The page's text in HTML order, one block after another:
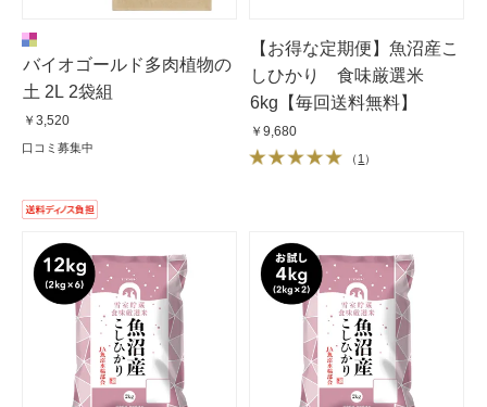
バイオゴールド多肉植物の
土 2L 2袋組
￥3,520
口コミ募集中
【お得な定期便】魚沼産こ
しひかり 食味厳選米
6kg【毎回送料無料】
￥9,680
（ 1 ）